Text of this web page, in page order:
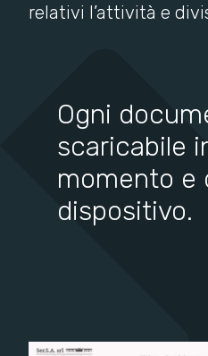
relativi l’attività e
Ogni
scaricabile
momento e
dispositivo.